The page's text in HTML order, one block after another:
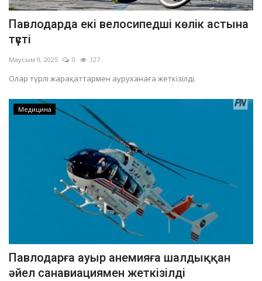
Павлодарда екі велосипедші көлік астына
түсті
Маусым 9, 2025 0 127
Олар түрлі жарақаттармен ауруханаға жеткізілді.
Медицина
Павлодарға ауыр анемияға шалдыққан
әйел санавиациямен жеткізілді